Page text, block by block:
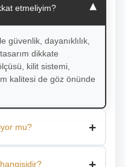
etmeliyim? ▾
güvenlik, dayanıklılık,
dikkate
kilit sistemi,
kalitesi de göz önünde
mu? +
gibi detayları
+